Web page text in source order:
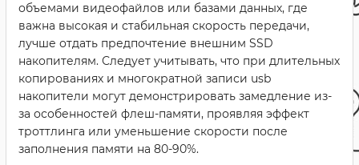
объемами видеофайлов или базами данных, где
важна высокая и стабильная скорость передачи,
лучше отдать предпочтение внешним SSD
накопителям. Следует учитывать, что при длительных
копированиях и многократной записи usb
накопители могут демонстрировать замедление из-
за особенностей флеш-памяти, проявляя эффект
троттлинга или уменьшение скорости после
заполнения памяти на 80-90%.